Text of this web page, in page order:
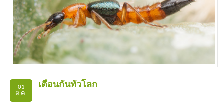
01
ต.ค.
เตือนกันทั่วโลก